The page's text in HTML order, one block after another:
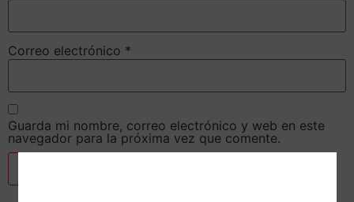
Correo electrónico *
Guarda mi nombre, correo electrónico y web en este
navegador para la próxima vez que comente.